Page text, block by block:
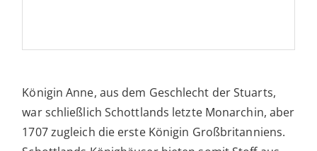
Königin Anne, aus dem Geschlecht der Stuarts,
war schließlich Schottlands letzte Monarchin, aber
1707 zugleich die erste Königin Großbritanniens.